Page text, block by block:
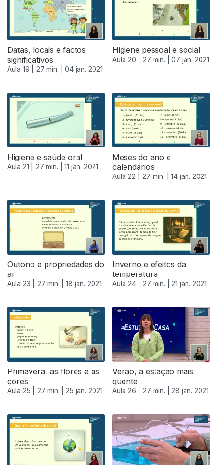
Datas, locais e factos
significativos
Aula 19 | 27 min. | 04 jan. 2021
Higiene pessoal e social
Aula 20 | 27 min. | 07 jan. 2021
Higiene e saúde oral
Aula 21 | 27 min. | 11 jan. 2021
Meses do ano e
calendários
Aula 22 | 27 min. | 14 jan. 2021
Outono e propriedades do
ar
Aula 23 | 27 min. | 18 jan. 2021
Inverno e efeitos da
temperatura
Aula 24 | 27 min. | 21 jan. 2021
519220
Primavera, as flores e as
cores
Aula 25 | 27 min. | 25 jan. 2021
Verão, a estação mais
quente
Aula 26 | 27 min. | 28 jan. 2021